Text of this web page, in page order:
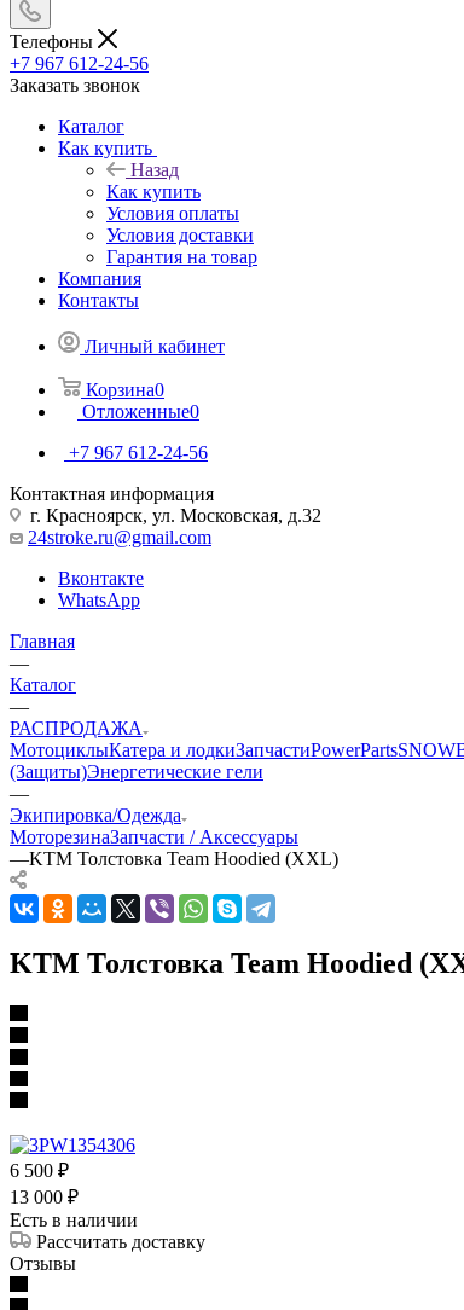
Телефоны
+7 967 612-24-56
Заказать звонок
Каталог
Как купить
Назад
Как купить
Условия оплаты
Условия доставки
Гарантия на товар
Компания
Контакты
Личный кабинет
Корзина0
Отложенные0
+7 967 612-24-56
Контактная информация
г. Красноярск, ул. Московская, д.32
24stroke.ru@gmail.com
Вконтакте
WhatsApp
Главная
—
Каталог
—
РАСПРОДАЖА
МотоциклыКатера и лодкиЗапчастиPowerParts
(Защиты)Энергетические гели
—
Экипировка/Одежда
МоторезинаЗапчасти / Аксессуары
—KTM Толстовка Team Hoodied (XXL)
KTM Толстовка Team Hoodied
6 500 ₽
13 000 ₽
Есть в наличии
Рассчитать доставку
Отзывы